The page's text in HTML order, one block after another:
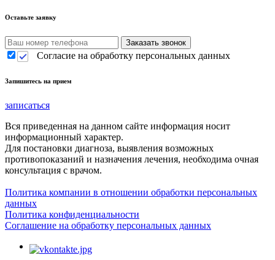
Оставьте заявку
Согласие на обработку персональных данных
Запишитесь на прием
записаться
Вся приведенная на данном сайте информация носит
информационный характер.
Для постановки диагноза, выявления возможных
противопоказаний и назначения лечения, необходима очная
консультация с врачом.
Политика компании в отношении обработки персональных
данных
Политика конфиденциальности
Соглашение на обработку персональных данных